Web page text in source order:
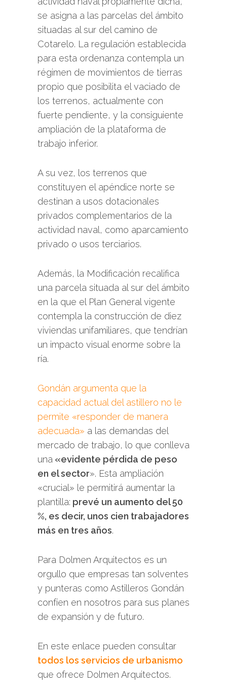
se asigna a las parcelas del ámbito
situadas al sur del camino de
Cotarelo. La regulación establecida
para esta ordenanza contempla un
régimen de movimientos de tierras
propio que posibilita el vaciado de
los terrenos, actualmente con
fuerte pendiente, y la consiguiente
ampliación de la plataforma de
trabajo inferior.
A su vez, los terrenos que
constituyen el apéndice norte se
destinan a usos dotacionales
privados complementarios de la
actividad naval, como aparcamiento
privado o usos terciarios.
Además, la Modificación recalifica
una parcela situada al sur del ámbito
en la que el Plan General vigente
contempla la construcción de diez
viviendas unifamiliares, que tendrían
un impacto visual enorme sobre la
ría.
Gondán argumenta que la
capacidad actual del astillero no le
permite «responder de manera
adecuada» a las demandas del
mercado de trabajo, lo que conlleva
una «evidente pérdida de peso
en el sector». Esta ampliación
«crucial» le permitirá aumentar la
plantilla: prevé un aumento del 50
%, es decir, unos cien trabajadores
más en tres años.
Para Dolmen Arquitectos es un
orgullo que empresas tan solventes
y punteras como Astilleros Gondán
confíen en nosotros para sus planes
de expansión y de futuro.
En este enlace pueden consultar
todos los servicios de urbanismo
que ofrece Dolmen Arquitectos.